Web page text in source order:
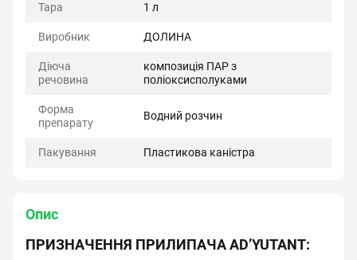
Тара 1 л
Виробник ДОЛИНА
Діюча
речовина
композиція ПАР з
поліоксисполуками
Форма
препарату
Водний розчин
Пакування Пластикова каністра
Опис
ПРИЗНАЧЕННЯ ПРИЛИПАЧА AD’YUTANT: